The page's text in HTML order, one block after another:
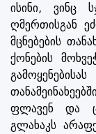
ისინი, ვინც
ღმერთისგან
მცნებების
ქონების
ფლავენ და
გლახაკს